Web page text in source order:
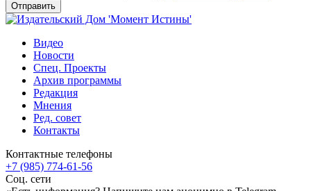
Видео
Новости
Спец. Проекты
Архив программы
Редакция
Мнения
Ред. совет
Контакты
Контактные телефоны
+7 (985) 774-61-56
Соц. сети